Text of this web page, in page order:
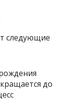
следующие
до